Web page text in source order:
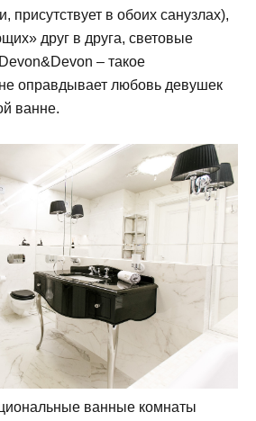
присутствует в обоих санузлах),
друг в друга, световые
– такое
оправдывает любовь девушек
ванне.
ванные комнаты